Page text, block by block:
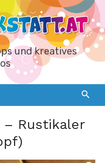
und kreatives
Rustikaler